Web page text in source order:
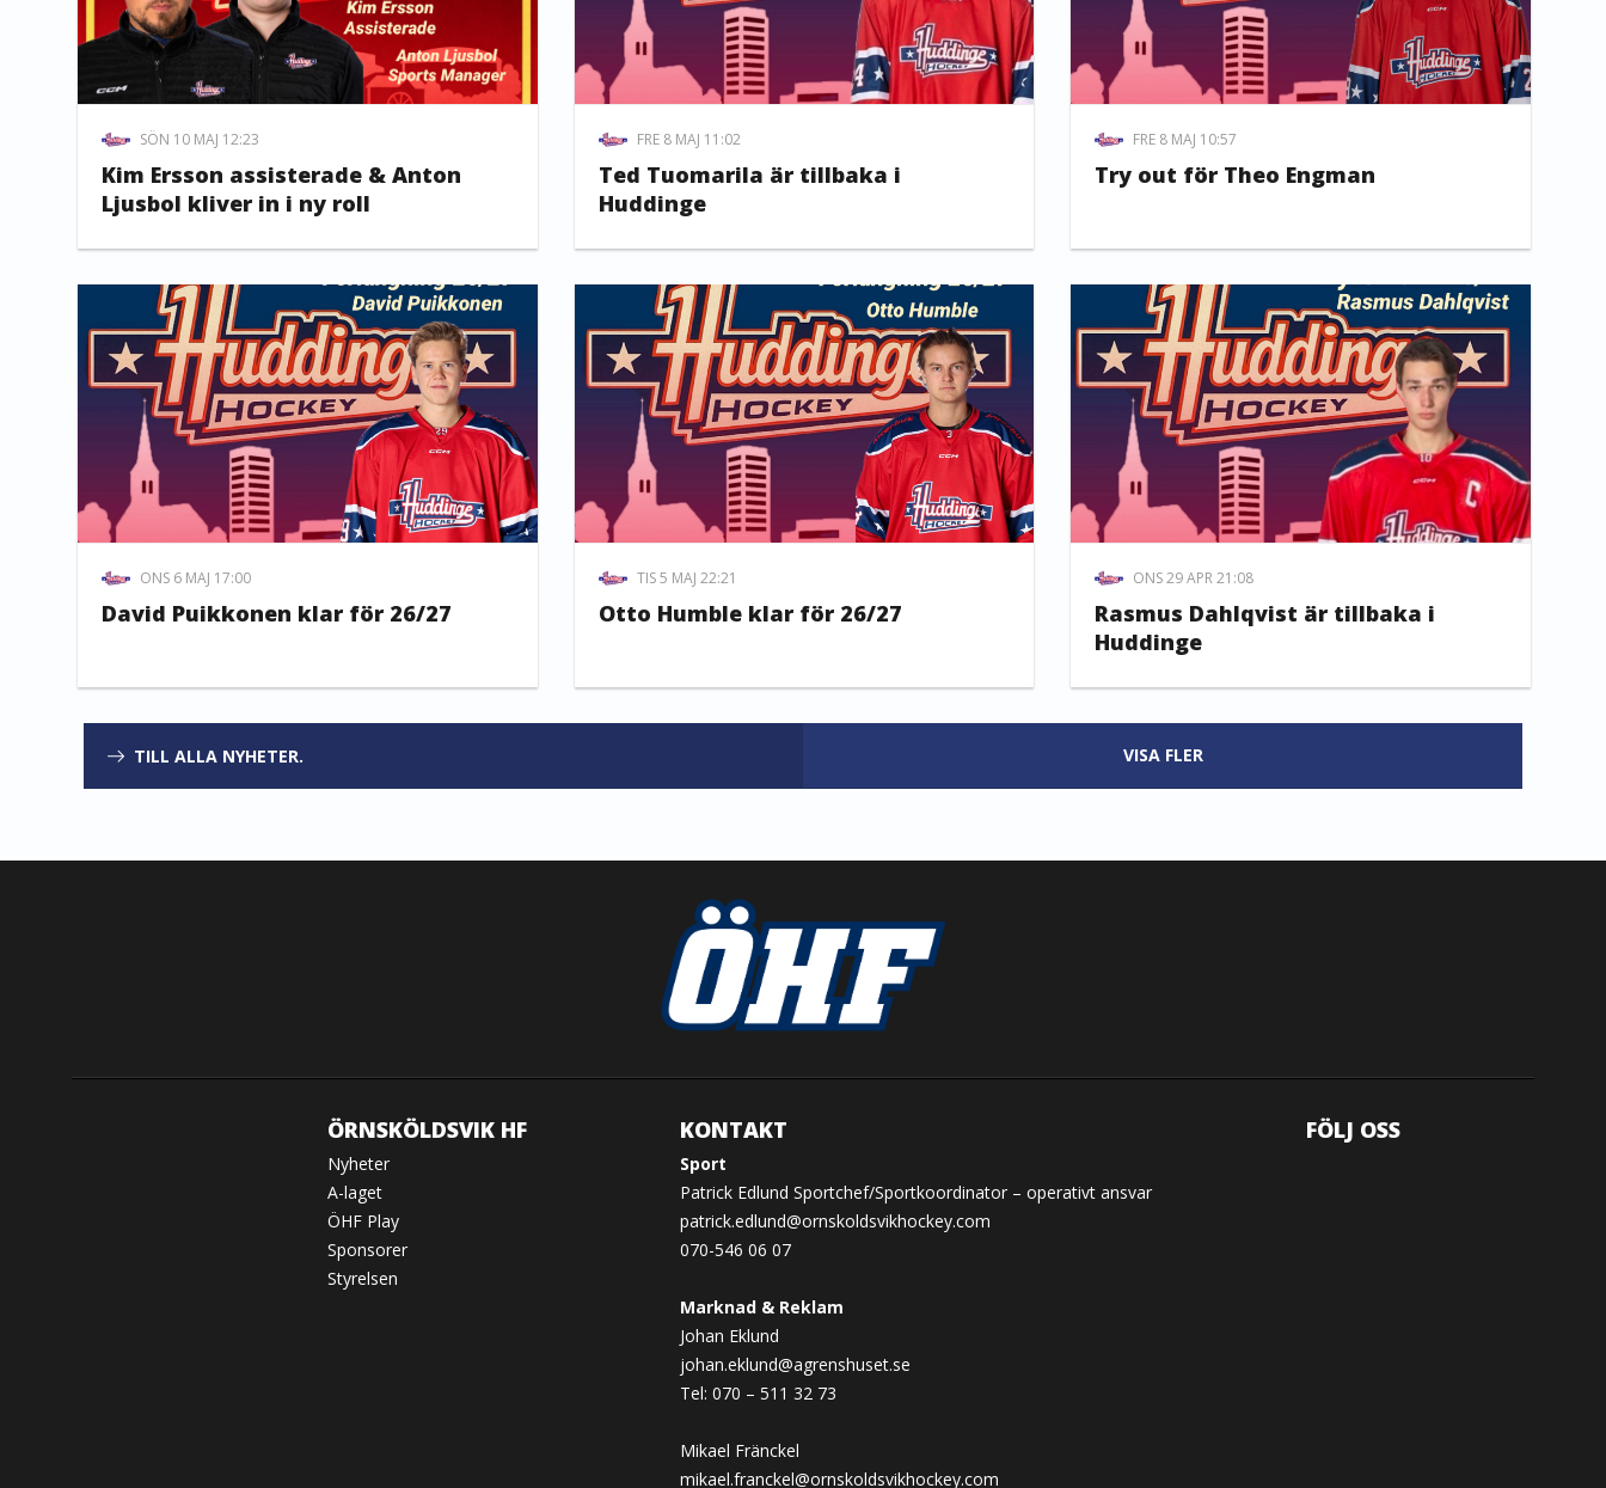
SÖN 10 MAJ 12:23
Kim Ersson assisterade & Anton
Ljusbol kliver in i ny roll
FRE 8 MAJ 11:02
Ted Tuomarila är tillbaka i
Huddinge
FRE 8 MAJ 10:57
Try out för Theo Engman
ONS 6 MAJ 17:00
David Puikkonen klar för 26/27
TIS 5 MAJ 22:21
Otto Humble klar för 26/27
ONS 29 APR 21:08
Rasmus Dahlqvist är tillbaka i
Huddinge
VISA FLER
TILL ALLA NYHETER.
ÖRNSKÖLDSVIK HF
Nyheter
A-laget
ÖHF Play
Sponsorer
Styrelsen
KONTAKT
Sport
Patrick Edlund Sportchef/Sportkoordinator – operativt ansvar
patrick.edlund@ornskoldsvikhockey.com
070-546 06 07
Marknad & Reklam
Johan Eklund
johan.eklund@agrenshuset.se
Tel: 070 – 511 32 73
Mikael Fränckel
mikael.franckel@ornskoldsvikhockey.com
FÖLJ OSS